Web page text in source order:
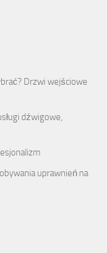
Drzwi wejściowe
dźwigowe,
uprawnień na